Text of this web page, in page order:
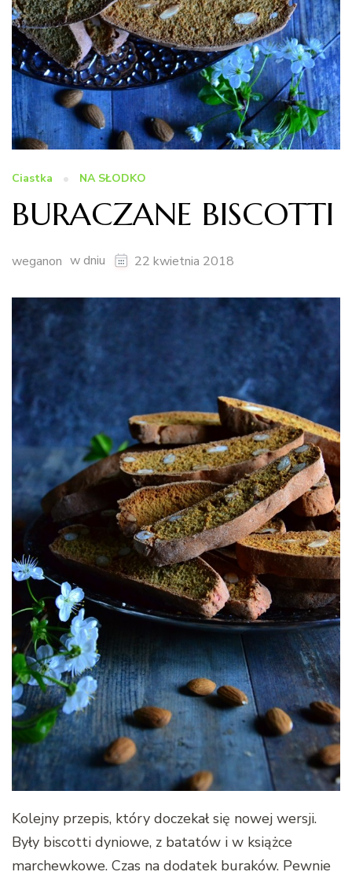
Ciastka NA SŁODKO
BURACZANE BISCOTTI
weganon w dniu 22 kwietnia 2018
Kolejny przepis, który doczekał się nowej wersji.
Były biscotti dyniowe, z batatów i w książce
marchewkowe. Czas na dodatek buraków. Pewnie